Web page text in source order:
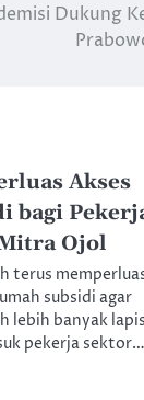
Dukung
Akses
bagi
Ojol
terus
subsidi agar
lebih banyak
pekerja sektor…